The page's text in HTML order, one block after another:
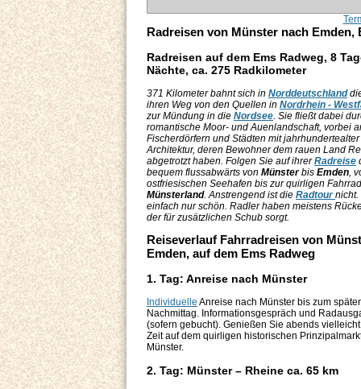
Radreisen von Münster nach Emden,
Radreisen auf dem Ems Radweg, 8
Nächte, ca. 275 Radkilometer
371 Kilometer bahnt sich in Norddeutschland
ihren Weg von den Quellen in Nordrhein -
zur Mündung in die Nordsee. Sie fließt dabei
romantische Moor- und Auenlandschaft, vorbei
Fischerdörfern und Städten mit jahrhundertealter
Architektur, deren Bewohner dem rauen Land
abgetrotzt haben. Folgen Sie auf ihrerRadreise
bequem flussabwärts von Münsterbis Emden,
ostfriesischen Seehafen bis zur quirligen
Münsterland. Anstrengend ist die Radtournicht.
einfach nur schön. Radler haben meistens
der für zusätzlichen Schub sorgt.
Reiseverlauf Fahrradreisen von
Emden, auf dem Ems Radweg
1. Tag: Anreise nach Münster
Individuelle Anreise nach Münster bis zum
Nachmittag. Informationsgespräch und
(sofern gebucht). Genießen Sie abends
Zeit auf dem quirligen historischen
Münster.
2. Tag: Münster – Rheine ca. 65 km